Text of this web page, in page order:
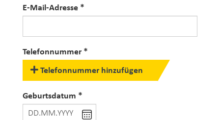
E-Mail-Adresse
E-Mail-Adresse
Telefonnummer
Telefonnummer
Telefonnummer hinzufügen
Geburtsdatum
Geburtsdatum
DD.MM.YYYY